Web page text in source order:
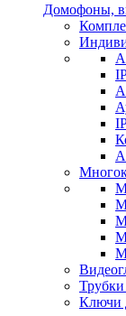
Домофоны,
Ключи